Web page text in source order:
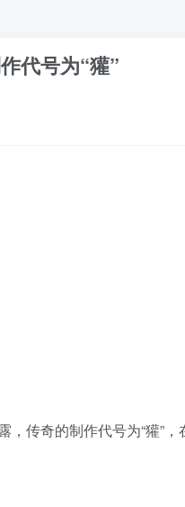
代号为“獾”
，传奇的制作代号为“獾”